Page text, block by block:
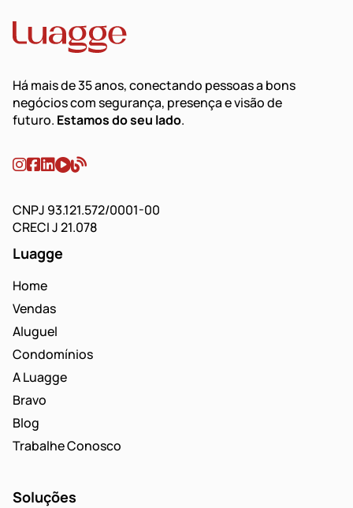
Há mais de 35 anos, conectando pessoas a bons
negócios com segurança, presença e visão de
futuro. Estamos do seu lado.
CNPJ 93.121.572/0001-00
CRECI J 21.078
Luagge
Home
Vendas
Aluguel
Condomínios
A Luagge
Bravo
Blog
Trabalhe Conosco
Soluções